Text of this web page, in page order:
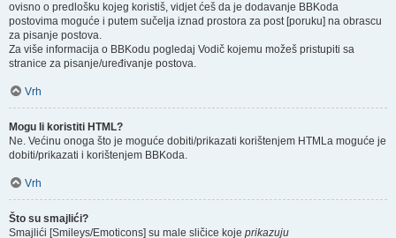
ovisno o predlošku kojeg koristiš, vidjet ćeš da je dodavanje BBKoda
postovima moguće i putem sučelja iznad prostora za post [poruku] na obrascu
za pisanje postova.
Za više informacija o BBKodu pogledaj Vodič kojemu možeš pristupiti sa
stranice za pisanje/uređivanje postova.
Vrh
Mogu li koristiti HTML?
Ne. Većinu onoga što je moguće dobiti/prikazati korištenjem HTMLa moguće je
dobiti/prikazati i korištenjem BBKoda.
Vrh
Što su smajlići?
Smajlići [Smileys/Emoticons] su male sličice koje prikazuju